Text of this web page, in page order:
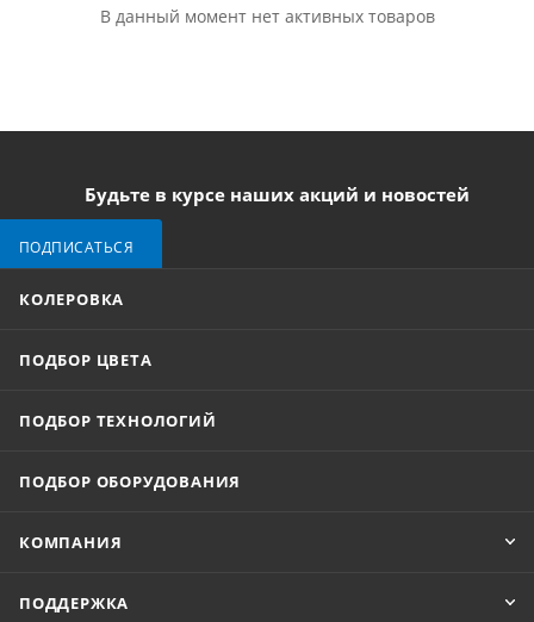
В данный момент нет активных товаров
Будьте в курсе наших акций и новостей
ПОДПИСАТЬСЯ
КОЛЕРОВКА
ПОДБОР ЦВЕТА
ПОДБОР ТЕХНОЛОГИЙ
ПОДБОР ОБОРУДОВАНИЯ
КОМПАНИЯ
ПОДДЕРЖКА